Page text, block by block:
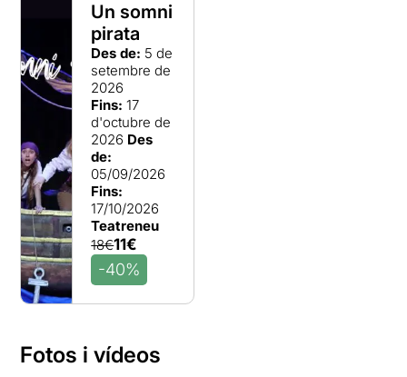
Un somni
pirata
Des de: 5 de
setembre de
2026
Fins: 17
d'octubre de
2026 Des
de:
05/09/2026
Fins:
17/10/2026
Teatreneu
18€11€
-40%
Fotos i vídeos